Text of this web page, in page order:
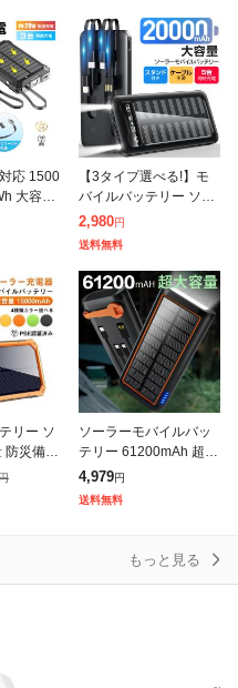
応 1500
大容量
リー 15
ス充電
【3タイプ選べる!】モ
バイルバッテリー ソー
ラー 大容量 防災グッズ
軽量 充電器 2台同時充
2,980円
送料無料
リー ソ
防災備品
充電器
An
ソーラーモバイルバッ
テリー 61200mAh 超大
容量 3.0A急速充電 5台
同時充電可能 ケーブル
4,979円
送料無料
もっと見る